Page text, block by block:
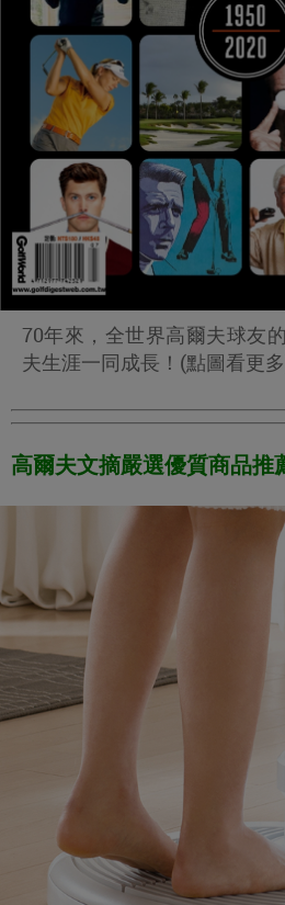
70年來，全世界高爾夫球友
夫生涯一同成長！(點圖看更
高爾夫文摘嚴選優質商品推